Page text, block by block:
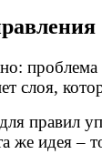
слоя,
правил
же идея –